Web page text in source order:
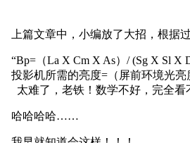
上篇文章中，小编放了大招，根据
“Bp=（La X Cm X As）/ (Sg X Sl X
投影机所需的亮度=（屏前环境光
太难了，老铁！数学不好，完全看
哈哈哈哈……